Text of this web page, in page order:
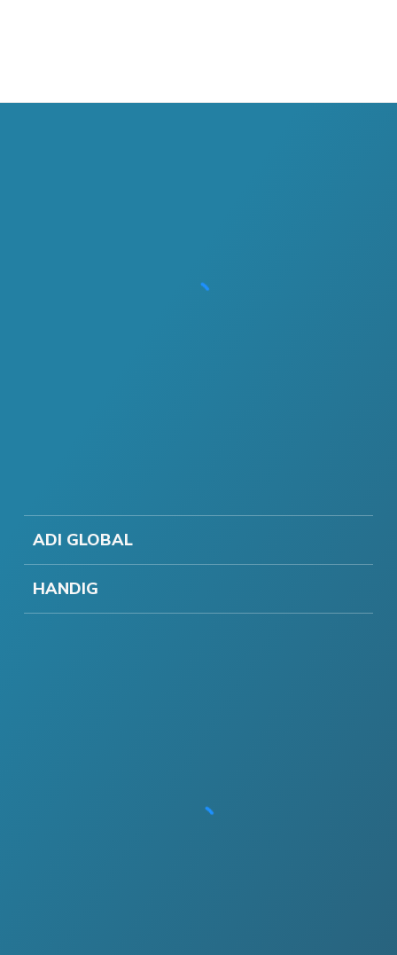
ADI GLOBAL
HANDIG